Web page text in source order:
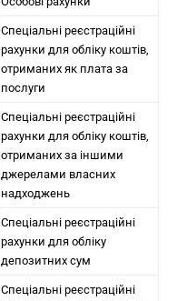
Спеціальні реєстраційні
рахунки для обліку коштів,
отриманих як плата за
послуги
Спеціальні реєстраційні
рахунки для обліку коштів,
отриманих за іншими
джерелами власних
надходжень
Спеціальні реєстраційні
рахунки для обліку
депозитних сум
Спеціальні реєстраційні